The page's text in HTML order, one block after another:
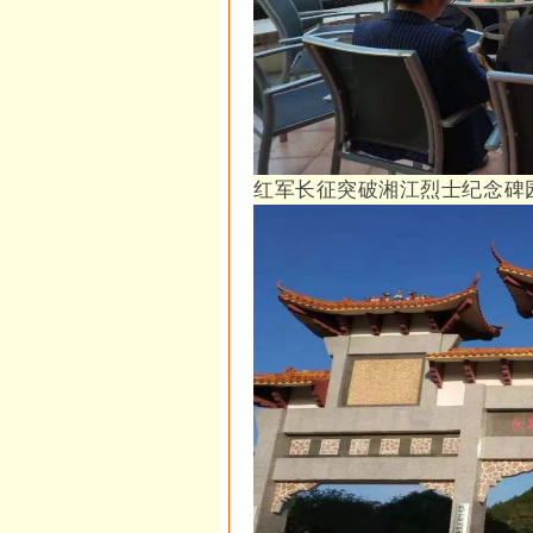
红军长征突破湘江烈士纪念碑